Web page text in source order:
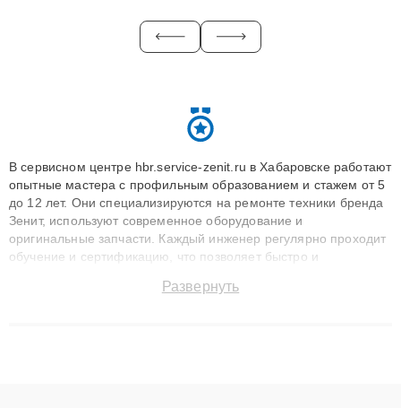
В сервисном центре hbr.service-zenit.ru в Хабаровске работают
опытные мастера с профильным образованием и стажем от 5
до 12 лет. Они специализируются на ремонте техники бренда
Зенит, используют современное оборудование и
оригинальные запчасти. Каждый инженер регулярно проходит
обучение и сертификацию, что позволяет быстро и
сохранением гарантии до 3 лет. Наши мастера решают
Развернуть